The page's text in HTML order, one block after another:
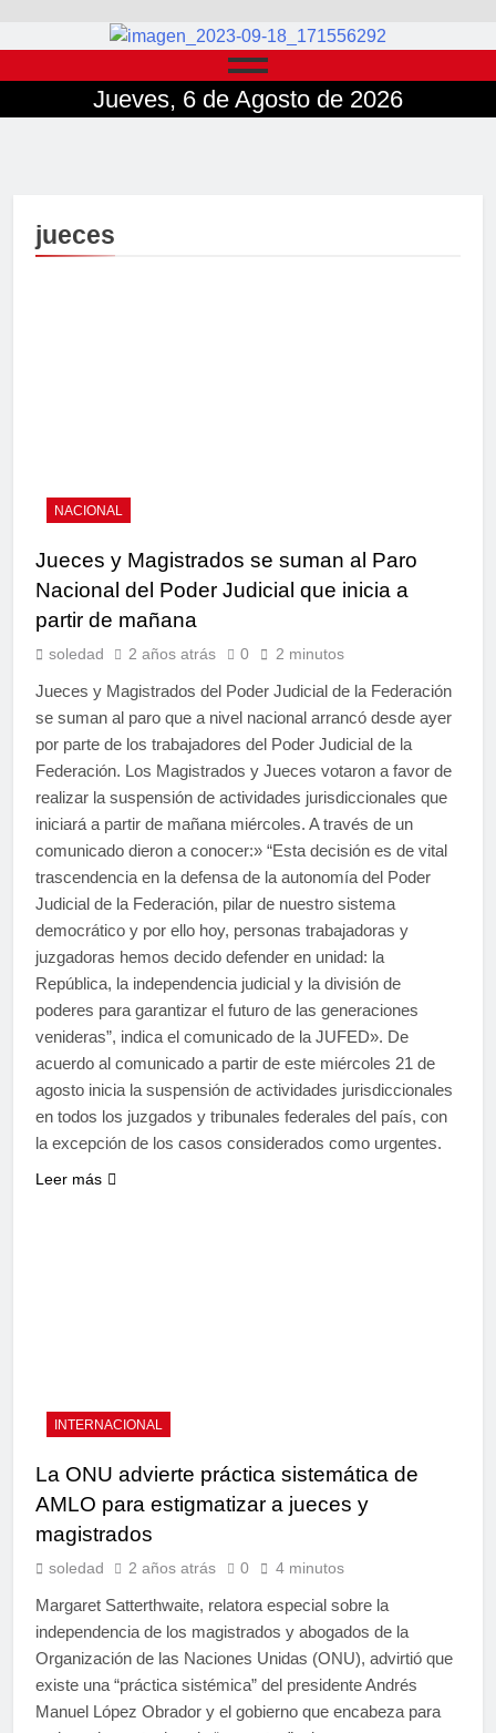
Jueves, 6 de Agosto de 2026
jueces
NACIONAL
Jueces y Magistrados se suman al Paro
Nacional del Poder Judicial que inicia a
partir de mañana
soledad 2 años atrás 0 2 minutos
Jueces y Magistrados del Poder Judicial de la Federación
se suman al paro que a nivel nacional arrancó desde ayer
por parte de los trabajadores del Poder Judicial de la
Federación. Los Magistrados y Jueces votaron a favor de
realizar la suspensión de actividades jurisdiccionales que
iniciará a partir de mañana miércoles. A través de un
comunicado dieron a conocer:» “Esta decisión es de vital
trascendencia en la defensa de la autonomía del Poder
Judicial de la Federación, pilar de nuestro sistema
democrático y por ello hoy, personas trabajadoras y
juzgadoras hemos decido defender en unidad: la
República, la independencia judicial y la división de
poderes para garantizar el futuro de las generaciones
venideras”, indica el comunicado de la JUFED». De
acuerdo al comunicado a partir de este miércoles 21 de
agosto inicia la suspensión de actividades jurisdiccionales
en todos los juzgados y tribunales federales del país, con
la excepción de los casos considerados como urgentes.
Leer más
INTERNACIONAL
La ONU advierte práctica sistemática de
AMLO para estigmatizar a jueces y
magistrados
soledad 2 años atrás 0 4 minutos
Margaret Satterthwaite, relatora especial sobre la
independencia de los magistrados y abogados de la
Organización de las Naciones Unidas (ONU), advirtió que
existe una “práctica sistémica” del presidente Andrés
Manuel López Obrador y el gobierno que encabeza para